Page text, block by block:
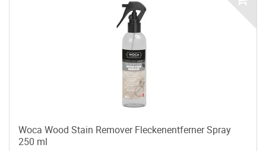
Woca Wood Stain Remover Fleckenentferner Spray
250 ml